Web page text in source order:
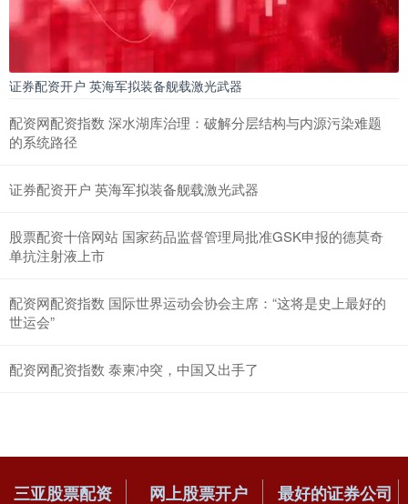
证券配资开户 英海军拟装备舰载激光武器
配资网配资指数 深水湖库治理：破解分层结构与内源污染难题
的系统路径
证券配资开户 英海军拟装备舰载激光武器
股票配资十倍网站 国家药品监督管理局批准GSK申报的德莫奇
单抗注射液上市
配资网配资指数 国际世界运动会协会主席：“这将是史上最好的
世运会”
配资网配资指数 泰柬冲突，中国又出手了
三亚股票配资 网上股票开户 最好的证券公司